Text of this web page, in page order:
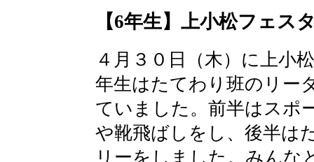
【6年生】上小松フェス
４月３０日（木）に上小
年生はたてわり班のリー
ていました。前半はスポ
や靴飛ばしをし、後半は
リーをしました。みんな